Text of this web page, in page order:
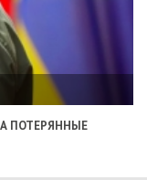
ПОТЕРЯННЫЕ